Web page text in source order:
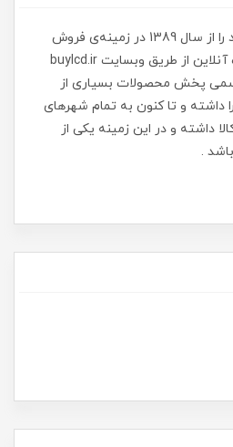
پارسا کامپیوتر فعالیت خود را از سال 1389 در زمینه‌ی فروش
قطعات کامپیوتر به صورت آنلاین از طریق وبسایت buylcd.ir
پخش محصولات بسیاری از
داشته و تا کنون به تمام شهرهای
داشته و در این زمینه یکی از
.